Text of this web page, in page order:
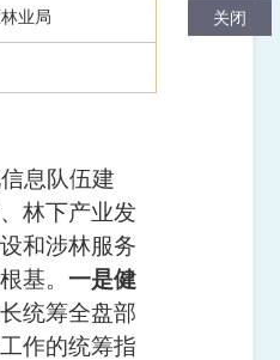
业局
息队伍建
林下产业发
和涉林服务
基。 一是健
统筹全盘部
作的统筹指
关闭